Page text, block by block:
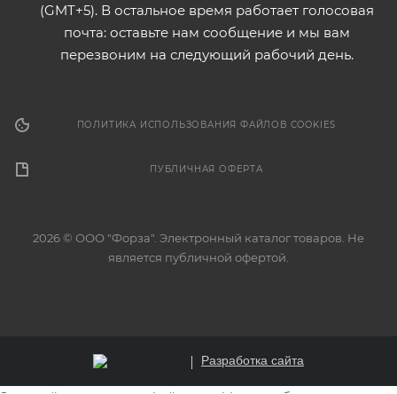
(GMT+5). В остальное время работает голосовая
почта: оставьте нам сообщение и мы вам
перезвоним на следующий рабочий день.
ПОЛИТИКА ИСПОЛЬЗОВАНИЯ ФАЙЛОВ COOKIES
ПУБЛИЧНАЯ ОФЕРТА
2026 © ООО "Форза". Электронный каталог товаров. Не
является публичной офертой.
Разработка сайта